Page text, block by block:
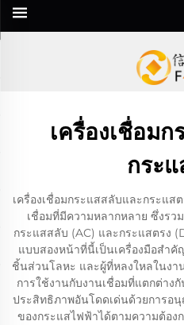
เครื่องเชื่อม
กระแ
เครื่องเชื่อมกระแสสลับและกระแ
เชื่อมที่มีความหลากหลาย ซึ่งรว
กระแสสลับ (AC) และกระแสตรง
แบบสองหน้าที่นี้เป็นเครื่องมือสำ
ชิ้นส่วนโลหะ และผู้ที่หลงใหลในงา
การใช้งานกับงานเชื่อมที่แตกต่าง
ประสิทธิภาพอันโดดเด่นด้วยการอ
ของกระแสไฟฟ้าได้ตามความต้อง